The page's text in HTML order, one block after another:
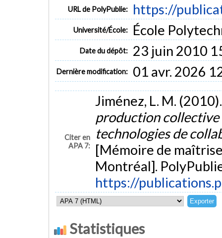
URL de PolyPublie: https://
Université/École: École
Date du dépôt: 23 juin 2010
Dernière modification: 01 avr. 2026
Citer en
APA 7:
Jiménez, L. M.
production collective
technologies de
[Mémoire de
Montréal].
https://
Statistiques